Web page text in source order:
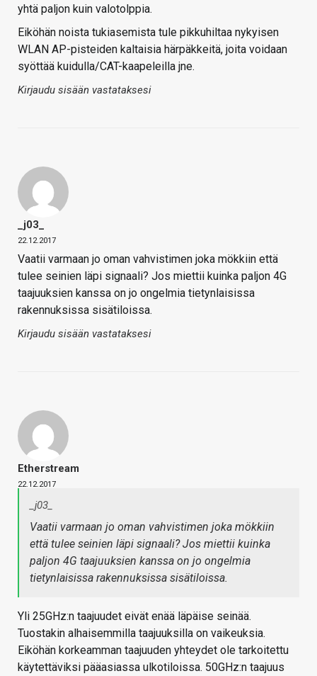
yhtä paljon kuin valotolppia.
Eiköhän noista tukiasemista tule pikkuhiltaa nykyisen
WLAN AP-pisteiden kaltaisia härpäkkeitä, joita voidaan
syöttää kuidulla/CAT-kaapeleilla jne.
Kirjaudu sisään vastataksesi
_j03_
22.12.2017
Vaatii varmaan jo oman vahvistimen joka mökkiin että
tulee seinien läpi signaali? Jos miettii kuinka paljon 4G
taajuuksien kanssa on jo ongelmia tietynlaisissa
rakennuksissa sisätiloissa.
Kirjaudu sisään vastataksesi
Etherstream
22.12.2017
_j03_
Vaatii varmaan jo oman vahvistimen joka mökkiin
että tulee seinien läpi signaali? Jos miettii kuinka
paljon 4G taajuuksien kanssa on jo ongelmia
tietynlaisissa rakennuksissa sisätiloissa.
Yli 25GHz:n taajuudet eivät enää läpäise seinää.
Tuostakin alhaisemmilla taajuuksilla on vaikeuksia.
Eiköhän korkeamman taajuuden yhteydet ole tarkoitettu
käytettäviksi pääasiassa ulkotiloissa. 50GHz:n taajuus